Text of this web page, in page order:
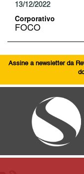
13/12/2022
Corporativo
FOCO
Assine a newsletter da